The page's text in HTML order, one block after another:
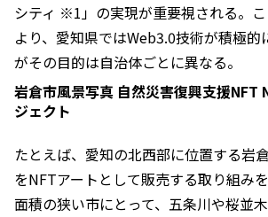
シティ ※1」の実現が重要視される。
より、愛知県ではWeb3.0技術が積極的
がその目的は自治体ごとに異なる。
岩倉市風景写真 自然災害復興支援NFT
ジェクト
たとえば、愛知の北西部に位置する岩
をNFTアートとして販売する取り組み
面積の狭い市にとって、五条川や桜並